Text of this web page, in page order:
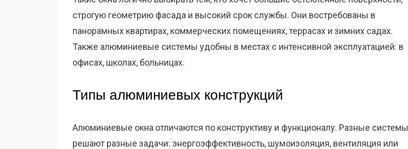
строгую геометрию фасада и высокий срок службы. Они востребованы в
панорамных квартирах, коммерческих помещениях, террасах и зимних садах.
Также алюминиевые системы удобны в местах с интенсивной эксплуатацией: в
офисах, школах, больницах.
Типы алюминиевых конструкций
Алюминиевые окна отличаются по конструктиву и функционалу. Разные системы
решают разные задачи: энергоэффективность, шумоизоляция, вентиляция или